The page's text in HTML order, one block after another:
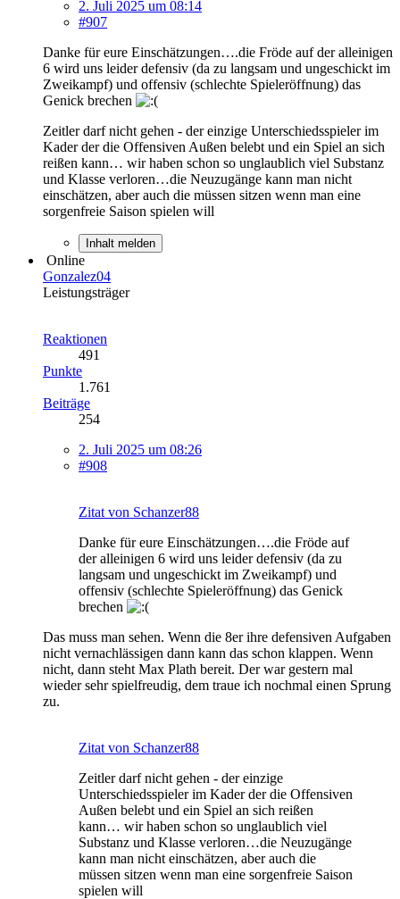
2. Juli 2025 um 08:14
#907
Danke für eure Einschätzungen….die Fröde auf der alleinigen
6 wird uns leider defensiv (da zu langsam und ungeschickt im
Zweikampf) und offensiv (schlechte Spieleröffnung) das
Genick brechen
Zeitler darf nicht gehen - der einzige Unterschiedsspieler im
Kader der die Offensiven Außen belebt und ein Spiel an sich
reißen kann… wir haben schon so unglaublich viel Substanz
und Klasse verloren…die Neuzugänge kann man nicht
einschätzen, aber auch die müssen sitzen wenn man eine
sorgenfreie Saison spielen will
Inhalt melden
Online
Gonzalez04
Leistungsträger
Reaktionen
491
Punkte
1.761
Beiträge
254
2. Juli 2025 um 08:26
#908
Zitat von Schanzer88
Danke für eure Einschätzungen….die Fröde auf
der alleinigen 6 wird uns leider defensiv (da zu
langsam und ungeschickt im Zweikampf) und
offensiv (schlechte Spieleröffnung) das Genick
brechen
Das muss man sehen. Wenn die 8er ihre defensiven Aufgaben
nicht vernachlässigen dann kann das schon klappen. Wenn
nicht, dann steht Max Plath bereit. Der war gestern mal
wieder sehr spielfreudig, dem traue ich nochmal einen Sprung
zu.
Zitat von Schanzer88
Zeitler darf nicht gehen - der einzige
Unterschiedsspieler im Kader der die Offensiven
Außen belebt und ein Spiel an sich reißen
kann… wir haben schon so unglaublich viel
Substanz und Klasse verloren…die Neuzugänge
kann man nicht einschätzen, aber auch die
müssen sitzen wenn man eine sorgenfreie Saison
spielen will